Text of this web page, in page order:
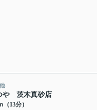
や 茨木真砂店
（13分）